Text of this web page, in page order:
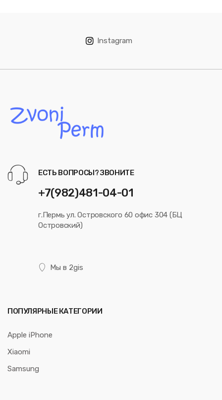
Instagram
ЕСТЬ ВОПРОСЫ? ЗВОНИТЕ
+7(982)481-04-01
г.Пермь ул. Островского 60 офис 304 (БЦ
Островский)
Мы в 2gis
ПОПУЛЯРНЫЕ КАТЕГОРИИ
Apple iPhone
Xiaomi
Samsung